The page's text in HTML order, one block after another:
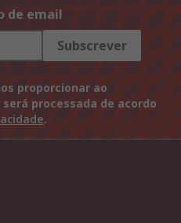
de email
Subscrever
proporcionar ao
processada de acordo
.